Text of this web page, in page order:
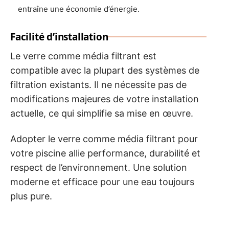
entraîne une économie d’énergie.
Facilité d’installation
Le verre comme média filtrant est
compatible avec la plupart des systèmes de
filtration existants. Il ne nécessite pas de
modifications majeures de votre installation
actuelle, ce qui simplifie sa mise en œuvre.
Adopter le verre comme média filtrant pour
votre piscine allie performance, durabilité et
respect de l’environnement. Une solution
moderne et efficace pour une eau toujours
plus pure.